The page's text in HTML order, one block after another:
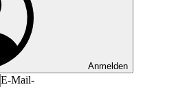
Anmelden
E-Mail-